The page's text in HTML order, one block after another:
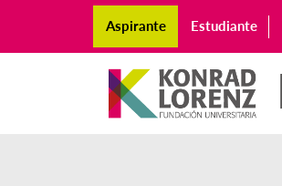
Aspirante Estudiante